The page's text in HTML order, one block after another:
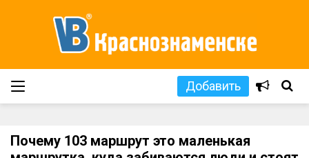
Добавить
Почему 103 маршрут это маленькая